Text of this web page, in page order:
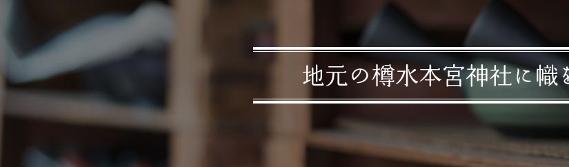
地元の樽水本宮神社に幟